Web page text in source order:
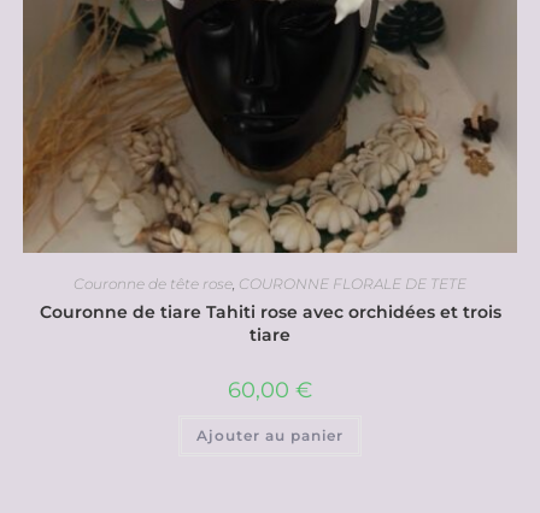
Couronne de tête rose COURONNE FLORALE DE TETE
Couronne de tiare Tahiti rose avec orchidées et trois
tiare
60,00 €
Ajouter au panier